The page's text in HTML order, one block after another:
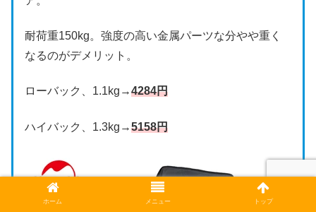
耐荷重150kg。強度の高い金属パーツな分やや重く
なるのがデメリット。
ローバック、1.1kg→4284円
ハイバック、1.3kg→5158円
ホーム メニュー トップ